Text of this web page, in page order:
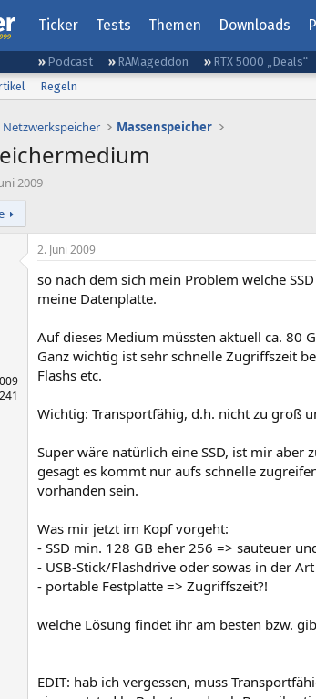
Ticker Tests Themen Downloads
Podcast RAMageddon RTX 5000 „Deals“
Regeln
Massenspeicher
2009
2. Juni 2009
so nach dem sich mein Problem welche
meine Datenplatte.
Auf dieses Medium müssten aktuell ca. 80
Ganz wichtig ist sehr schnelle Zugriffszeit
Flashs etc.
Wichtig: Transportfähig, d.h. nicht zu groß
Super wäre natürlich eine SSD, ist mir
gesagt es kommt nur aufs schnelle
vorhanden sein.
Was mir jetzt im Kopf vorgeht:
- SSD min. 128 GB eher 256 => sauteuer
- USB-Stick/Flashdrive oder sowas in der
- portable Festplatte => Zugriffszeit?!
welche Lösung findet ihr am besten bzw.
EDIT: hab ich vergessen, muss